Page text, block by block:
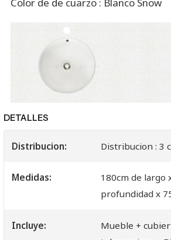
DETALLES
Distribucion: Distribucion : 3
Medidas:
180cm de largo
profundidad x
Incluye:
Mueble +